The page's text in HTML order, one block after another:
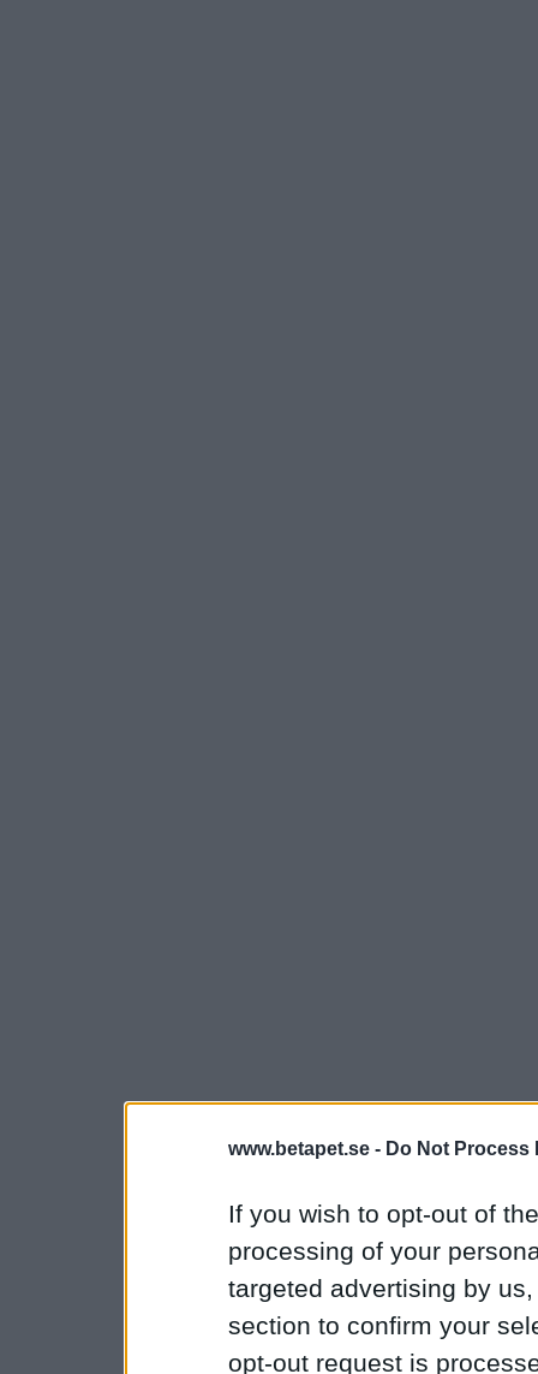
www.betapet.se - Do Not Process
If you wish to opt-out of
processing of your
targeted advertising by
section to confirm your
opt-out request is